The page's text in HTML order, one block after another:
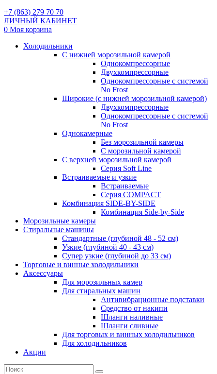
+7 (863) 279 70 70
ЛИЧНЫЙ КАБИНЕТ
0 Моя корзина
Холодильники
С нижней морозильной камерой
Однокомпрессорные
Двухкомпрессорные
Однокомпрессорные с системой
No Frost
Широкие (с нижней морозильной камерой)
Двухкомпрессорные
Однокомпрессорные с системой
No Frost
Однокамерные
Без морозильной камеры
С морозильной камерой
С верхней морозильной камерой
Серия Soft Line
Встраиваемые и узкие
Встраиваемые
Серия СOMPACT
Комбинация SIDE-BY-SIDE
Комбинация Side-by-Side
Морозильные камеры
Стиральные машины
Стандартные (глубиной 48 - 52 см)
Узкие (глубиной 40 - 43 см)
Супер узкие (глубиной до 33 см)
Торговые и винные холодильники
Аксессуары
Для морозильных камер
Для стиральных машин
Антивибрационные подставки
Средство от накипи
Шланги наливные
Шланги сливные
Для торговых и винных холодильников
Для холодильников
Акции